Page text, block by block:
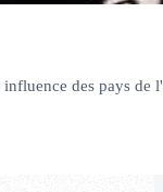
des pays